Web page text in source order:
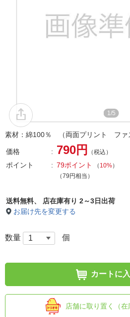
1/5
素材：綿100％ （両面プリント フ
価格 790円 （税込）
ポイント 79ポイント （ 10%）
（79円相当）
送料無料、
店在庫有り 2～3日出荷
お届け先を変更する
数量 個
カートに
店舗に取り置く（在